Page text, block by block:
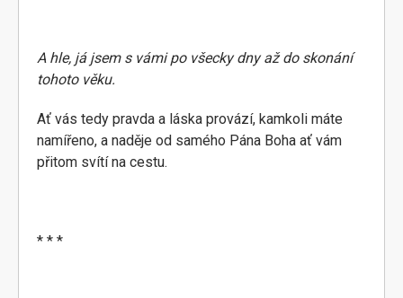
A hle, já jsem s vámi po všecky dny až do skonání
tohoto věku.
Ať vás tedy pravda a láska provází, kamkoli máte
namířeno, a naděje od samého Pána Boha ať vám
přitom svítí na cestu.
* * *